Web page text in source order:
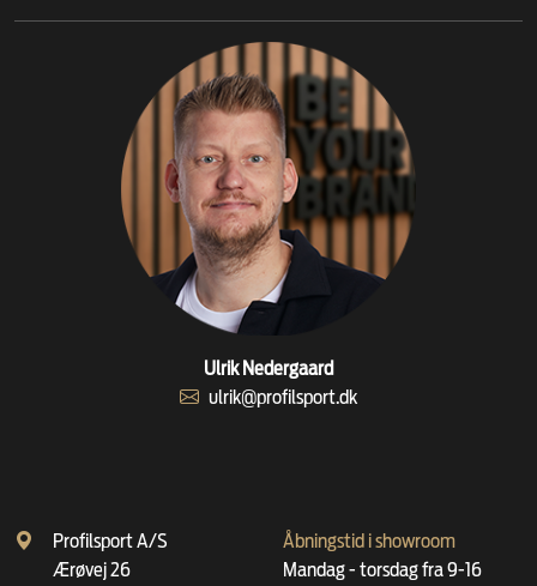
Ulrik Nedergaard
ulrik@profilsport.dk
Profilsport A/S
Ærøvej 26
Åbningstid i showroom
Mandag - torsdag fra 9-16